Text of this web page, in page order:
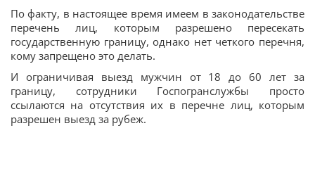
По факту, в настоящее время имеем в законодательстве
перечень лиц, которым разрешено пересекать
государственную границу, однако нет четкого перечня,
кому запрещено это делать.
И ограничивая выезд мужчин от 18 до 60 лет за
границу, сотрудники Госпогранслужбы просто
ссылаются на отсутствия их в перечне лиц, которым
разрешен выезд за рубеж.